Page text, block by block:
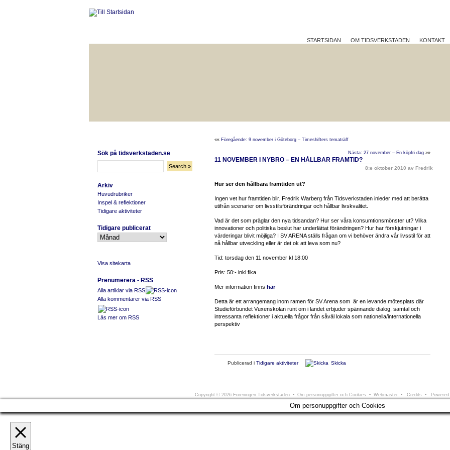
STARTSIDAN OM TIDSVERKSTADEN KONTAKT
Sök på tidsverkstaden.se
Arkiv
Huvudrubriker
Inspel & reflektioner
Tidigare aktiviteter
Tidigare publicerat
Visa sitekarta
Prenumerera - RSS
Alla artiklar via RSS
Alla kommentarer via RSS
Läs mer om RSS
«« Föregående: 9 november i Göteborg – Timeshifters tematräff
Nästa: 27 november – En köpfri dag »»
11 NOVEMBER I NYBRO – EN HÅLLBAR FRAMTID?
8:e oktober 2010 av Fredrik
Hur ser den hållbara framtiden ut?
Ingen vet hur framtiden blir. Fredrik Warberg från Tidsverkstaden inleder med att berätta
utifrån scenarier om livsstilsförändringar och hållbar livskvalitet.
Vad är det som präglar den nya tidsandan? Hur ser våra konsumtionsmönster ut? Vilka
innovationer och politiska beslut har underlättat förändringen? Hur har förskjutningar i
värderingar blivit möjliga? I SV ARENA ställs frågan om vi behöver ändra vår livsstil för att
nå hållbar utveckling eller är det ok att leva som nu?
Tid: torsdag den 11 november kl 18:00
Pris: 50:- inkl fika
Mer information finns här
Detta är ett arrangemang inom ramen för SV Arena som är en levande mötesplats där
Studieförbundet Vuxenskolan runt om i landet erbjuder spännande dialog, samtal och
intressanta reflektioner i aktuella frågor från såväl lokala som nationella/internationella
perspektiv
Publicerad i Tidigare aktiviteter Skicka
Copyright © 2026 Föreningen Tidsverkstaden • Om personuppgifter och Cookies • Webmaster • Credits • Powered
Om personuppgifter och Cookies
Stäng